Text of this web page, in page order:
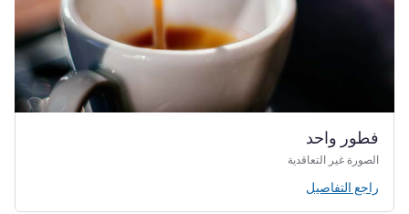
فطور واحد
الصورة غير التعاقدية
راجع التفاصيل